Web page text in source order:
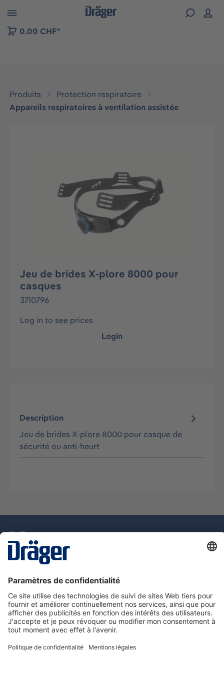
to B2B platform navigation
0.00 CHF*
Produits
Protection respiratoire
Appareils respiratoires à ventilation assistée
Jeu de brides X-plore 8000 pour
casques
3710796
Log in to see prices
Login
Description
Jeu de brides X-plore 8000 pour casque de
sécurité ou anti-heurt
pour la vie
Assistance téléphonique
A propos de Dräger
Information